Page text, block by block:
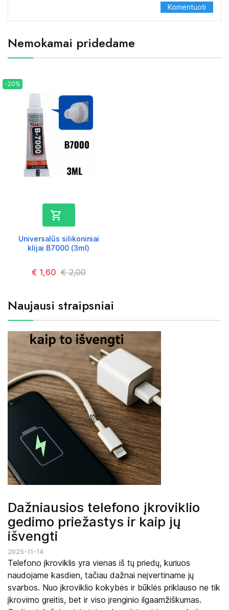
Nemokamai pridedame
-20%

Universalūs silikoniniai
klijai B7000 (3ml)
Kaina
€ 1,60 Kaina
€ 2,00
Naujausi straipsniai
Dažniausios telefono įkroviklio
gedimo priežastys ir kaip jų
išvengti
2025-11-14
Telefono įkroviklis yra vienas iš tų priedų, kuriuos
naudojame kasdien, tačiau dažnai neįvertiname jų
svarbos. Nuo įkroviklio kokybės ir būklės priklauso ne tik
įkrovimo greitis, bet ir viso įrenginio ilgaamžiškumas.